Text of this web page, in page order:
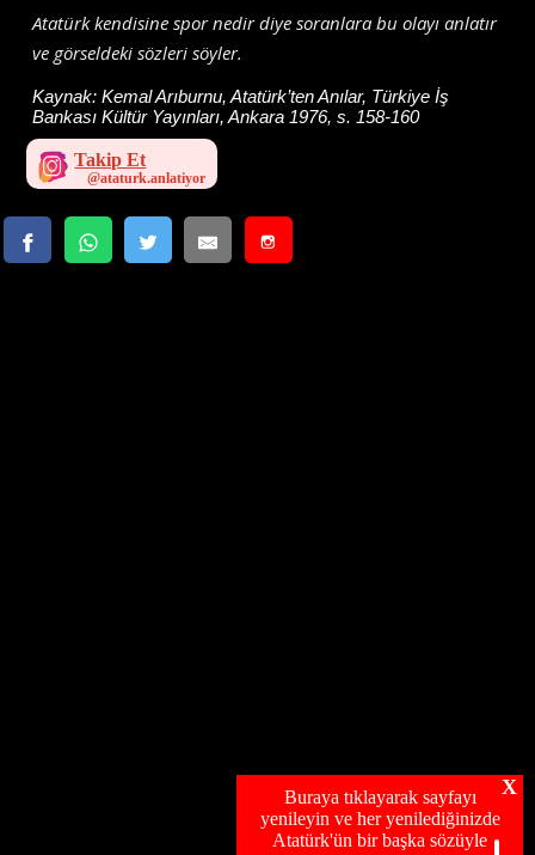
Buraya tıklayarak sayfayı
yenileyin ve her yenilediğinizde
Atatürk'ün bir başka sözüyle
X
Atatürk kendisine spor nedir diye soranlara bu olayı anlatır
ve görseldeki sözleri söyler.
Kaynak:Kemal Arıburnu, Atatürk’ten Anılar, Türkiye İş
Bankası Kültür Yayınları, Ankara 1976, s. 158-160
Takip Et